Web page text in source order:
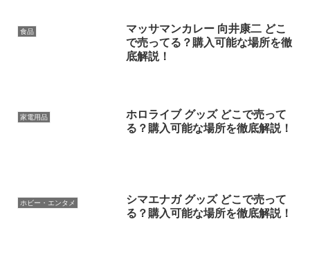
食品
マッサマンカレー 向井康二 どこ
で売ってる？購入可能な場所を徹
底解説！
家電用品
ホロライブ グッズ どこで売って
る？購入可能な場所を徹底解説！
ホビー・エンタメ
シマエナガ グッズ どこで売って
る？購入可能な場所を徹底解説！